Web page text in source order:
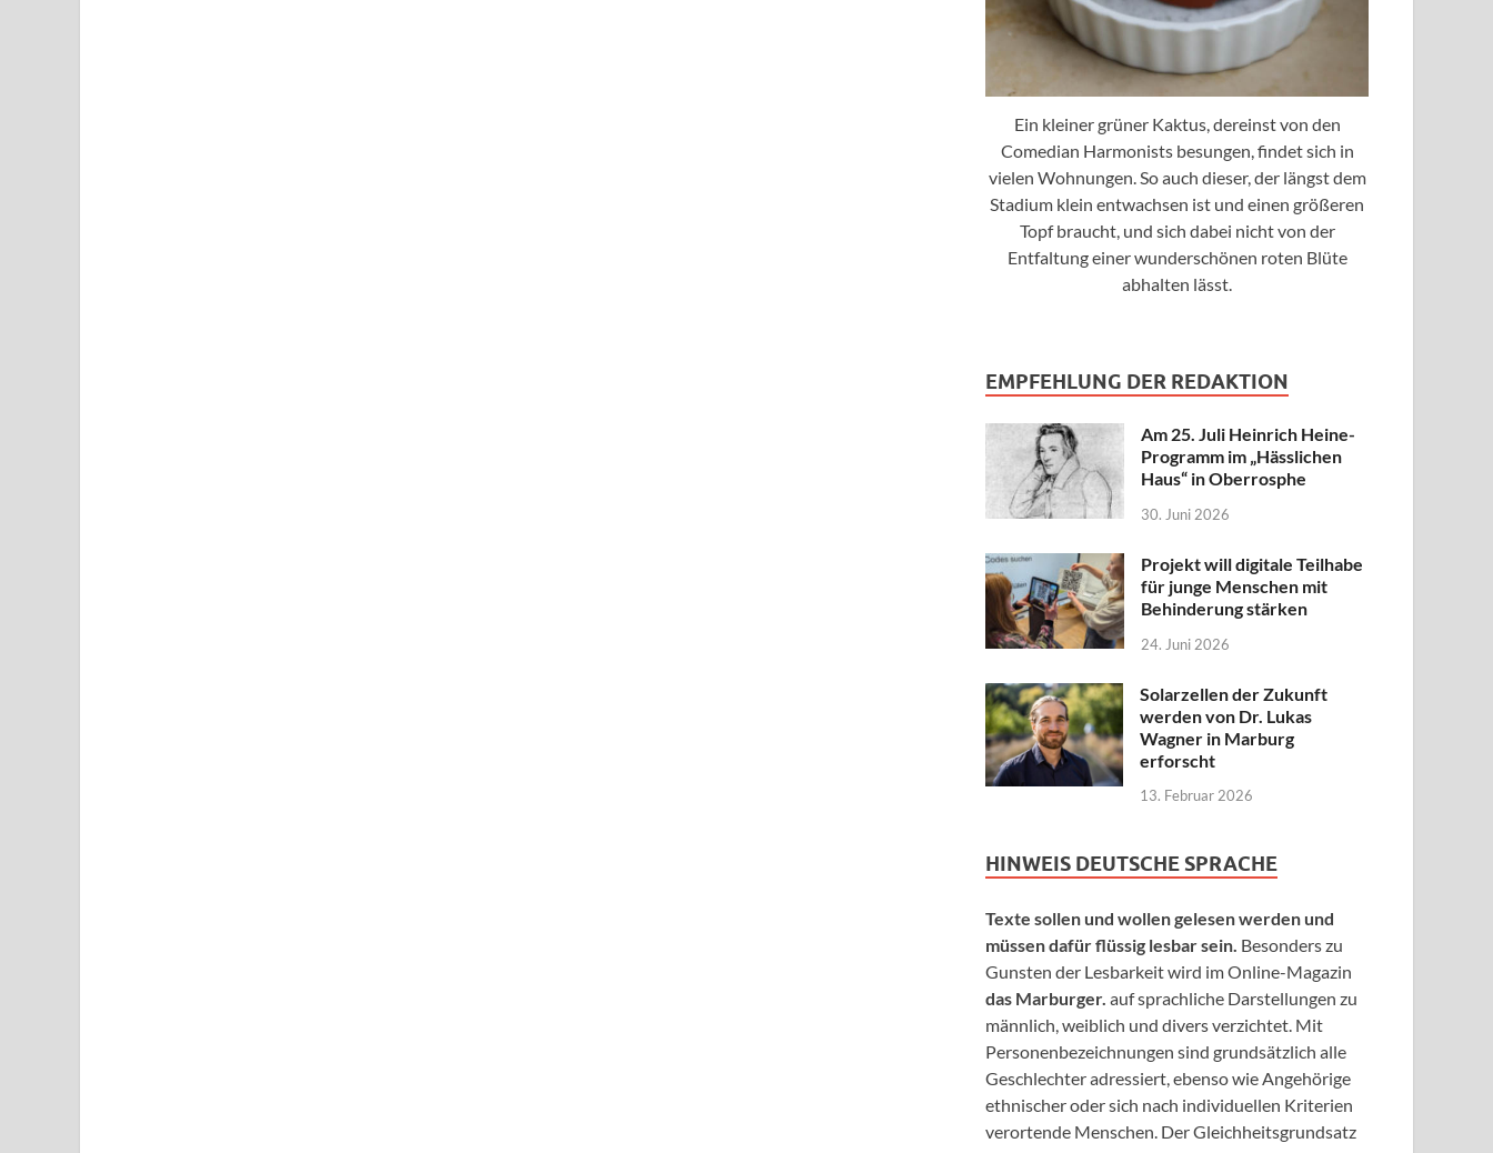
Ein kleiner grüner Kaktus, dereinst von den
Comedian Harmonists besungen, findet sich in
vielen Wohnungen. So auch dieser, der längst dem
Stadium klein entwachsen ist und einen größeren
Topf braucht, und sich dabei nicht von der
Entfaltung einer wunderschönen roten Blüte
abhalten lässt.
EMPFEHLUNG DER REDAKTION
Am 25. Juli Heinrich Heine-
Programm im „Hässlichen
Haus“ in Oberrosphe
30. Juni 2026
Projekt will digitale Teilhabe
für junge Menschen mit
Behinderung stärken
24. Juni 2026
Solarzellen der Zukunft
werden von Dr. Lukas
Wagner in Marburg
erforscht
13. Februar 2026
HINWEIS DEUTSCHE SPRACHE
Texte sollen und wollen gelesen werden und
müssen dafür flüssig lesbar sein. Besonders zu
Gunsten der Lesbarkeit wird im Online-Magazin
das Marburger. auf sprachliche Darstellungen zu
männlich, weiblich und divers verzichtet. Mit
Personenbezeichnungen sind grundsätzlich alle
Geschlechter adressiert, ebenso wie Angehörige
ethnischer oder sich nach individuellen Kriterien
verortende Menschen. Der Gleichheitsgrundsatz